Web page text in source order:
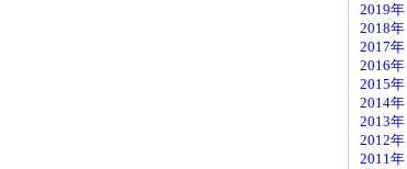
2019年
2018年
2017年
2016年
2015年
2014年
2013年
2012年
2011年